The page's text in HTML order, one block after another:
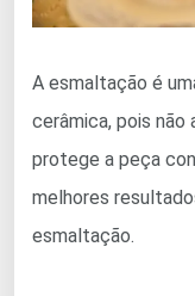
A esmaltação é
cerâmica, pois não
protege a peça
melhores
esmaltação.